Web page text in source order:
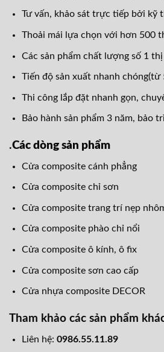
Tư vấn, khảo sát trực tiếp bởi kỹ
Thoải mái lựa chọn với hơn 500
Các sản phẩm chất lượng số 1
Tiến độ sản xuất nhanh chóng(từ
Thi công lắp đặt nhanh gọn,
Bảo hành sản phẩm 3 năm, bảo
.Các dòng sản phẩm
Cửa composite cánh phẳng
Cửa composite chỉ sơn
Cửa composite trang trí nẹp
Cửa composite phào chỉ nổi
Cửa composite ô kính, ô fix
Cửa composite sơn cao cấp
Cửa nhựa composite DECOR
Tham khảo các sản phẩm
Liên hệ: 0986.55.11.89